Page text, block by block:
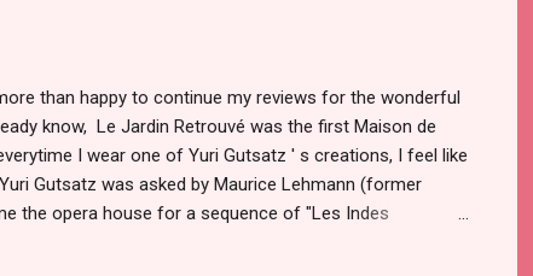
than happy to continue my reviews for the wonderful
know, Le Jardin Retrouvé was the first Maison de
I wear one of Yuri Gutsatz ' s creations, I feel like
Gutsatz was asked by Maurice Lehmann (former
the opera house for a sequence of "Les Indes